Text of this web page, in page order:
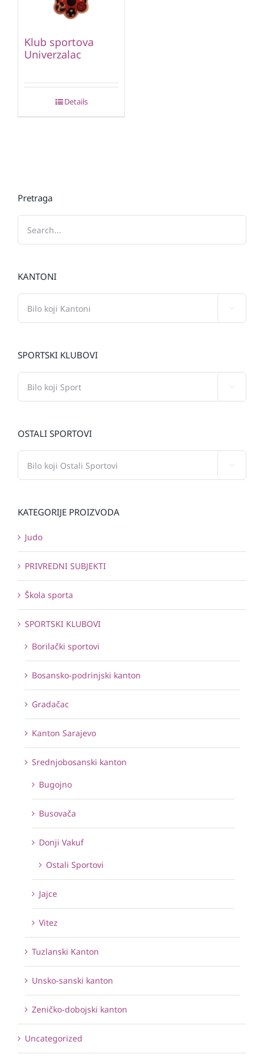
Klub sportova
Univerzalac
Details
Pretraga
KANTONI
SPORTSKI KLUBOVI
OSTALI SPORTOVI
KATEGORIJE PROIZVODA
Judo
PRIVREDNI SUBJEKTI
Škola sporta
SPORTSKI KLUBOVI
Borilački sportovi
Bosansko-podrinjski kanton
Gradačac
Kanton Sarajevo
Srednjobosanski kanton
Bugojno
Busovača
Donji Vakuf
Ostali Sportovi
Jajce
Vitez
Tuzlanski Kanton
Unsko-sanski kanton
Zeničko-dobojski kanton
Uncategorized